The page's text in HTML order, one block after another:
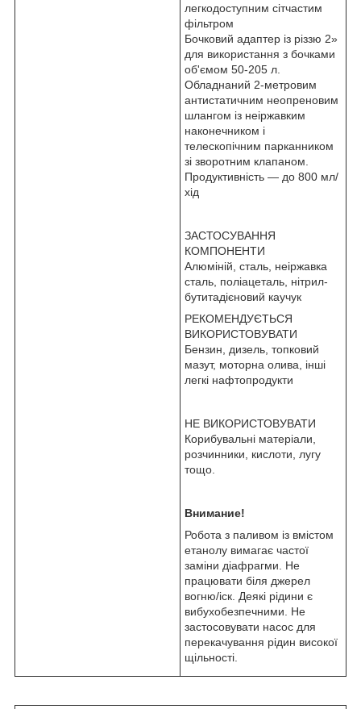
легкодоступним сітчастим
фільтром
Бочковий адаптер із різзю 2»
для використання з бочками
об'ємом 50-205 л.
Обладнаний 2-метровим
антистатичним неопреновим
шлангом із неіржавким
наконечником і
телескопічним парканником
зі зворотним клапаном.
Продуктивність — до 800 мл/
хід
ЗАСТОСУВАННЯ
КОМПОНЕНТИ
Алюміній, сталь, неіржавка
сталь, поліацеталь, нітрил-
бутитадієновий каучук
РЕКОМЕНДУЄТЬСЯ
ВИКОРИСТОВУВАТИ
Бензин, дизель, топковий
мазут, моторна олива, інші
легкі нафтопродукти
НЕ ВИКОРИСТОВУВАТИ
Корибувальні матеріали,
розчинники, кислоти, лугу
тощо.
Внимание!
Робота з паливом із вмістом
етанолу вимагає частої
заміни діафрагми. Не
працювати біля джерел
вогню/іск. Деякі рідини є
вибухобезпечними. Не
застосовувати насос для
перекачування рідин високої
щільності.